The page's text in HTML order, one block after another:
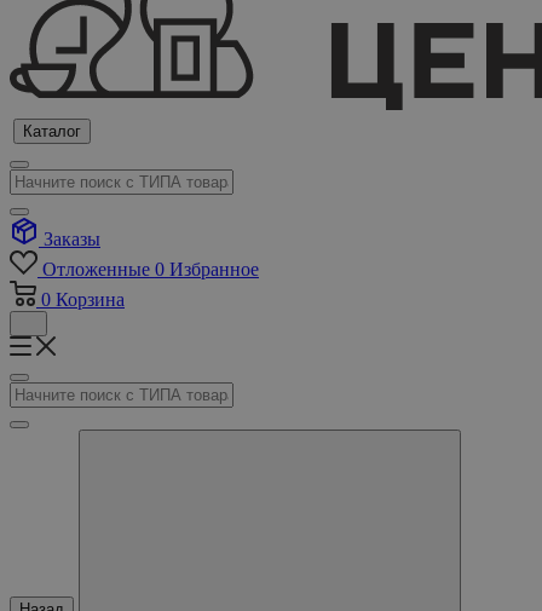
Каталог
Заказы
Отложенные 0 Избранное
0 Корзина